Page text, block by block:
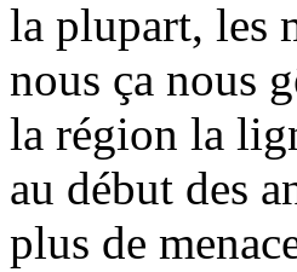
la plupart, les
nous ça nous
la région la
au début des
plus de